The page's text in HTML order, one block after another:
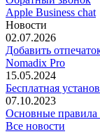
Apple Business chat
Новости
02.07.2026
Добавить
Nomadix Pro
15.05.2024
Бесплатная
07.10.2023
Основные правила
Все новости